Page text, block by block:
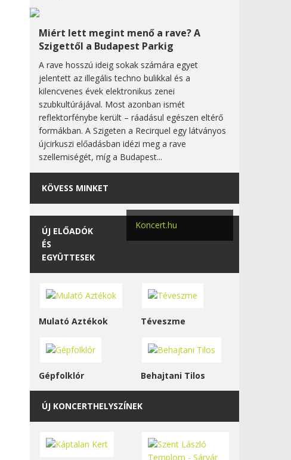
Miért lett megint menő a rave? A
Szigettől a Budapest Parkig
A rave hosszú ideig sokak számára egyet
jelentett az illegális techno bulikkal és a
kilencvenes évek elektronikus zenei
szubkultúrájával. Most azonban ismét
reflektorfénybe került – ráadásul egészen eltérő
formákban. A Szigeten a Recirquel egy látványos
újcirkuszi előadásban idézi meg a rave
szellemiségét, míg a Budapest...
KÖVESS MINKET
Koncert.hu
ÚJ ELŐADÓK
ÉS
EGYÜTTESEK
Mulató Aztékok Téveszme
Gépfolklór Behajtani Tilos
ÚJ KONCERTHELYSZÍNEK